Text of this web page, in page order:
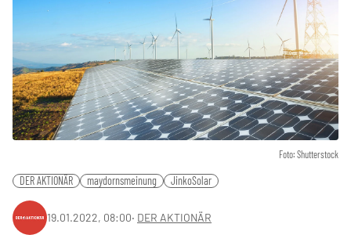
Foto: Shutterstock
DER AKTIONÄR maydornsmeinung JinkoSolar
19.01.2022, 08:00‧ DER AKTIONÄR